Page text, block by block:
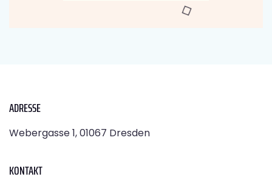
ADRESSE
Webergasse 1, 01067 Dresden
KONTAKT